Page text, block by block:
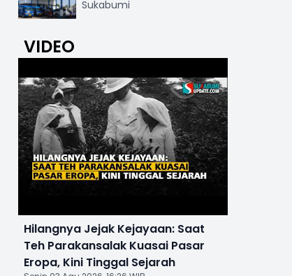
Tertibkan Trayek Ciawi-
Sukabumi
VIDEO
Hilangnya Jejak Kejayaan: Saat
Teh Parakansalak Kuasai Pasar
Eropa, Kini Tinggal Sejarah